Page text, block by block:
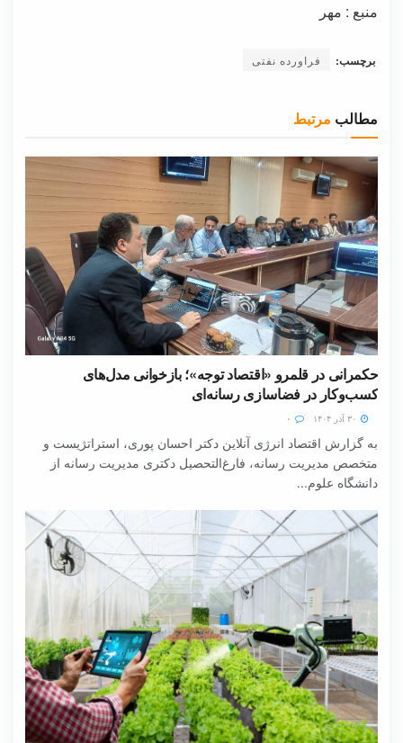
منبع : مهر
برچسب: فراورده نفتی
مطالب مرتبط
حکمرانی در قلمرو «اقتصاد توجه»؛ بازخوانی مدل‌های
کسب‌وکار در فضاسازی رسانه‌ای
به گزارش اقتصاد انرژی آنلاین دکتر احسان پوری، استراتژیست و
متخصص مدیریت رسانه، فارغ‌التحصیل دکتری مدیریت رسانه از
دانشگاه علوم...